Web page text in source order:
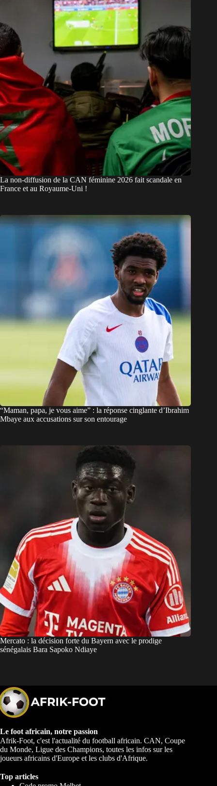
La non-diffusion de la CAN féminine 2026 fait scandale en
France et au Royaume-Uni !
“Maman, papa, je vous aime” : la réponse cinglante d’Ibrahim
Mbaye aux accusations sur son entourage
Mercato : la décision forte du Bayern avec le prodige
sénégalais Bara Sapoko Ndiaye
Le foot africain, notre passion
Afrik-Foot, c'est l'actualité du football africain. CAN, Coupe
du Monde, Ligue des Champions, toutes les infos sur les
joueurs africains d'Europe et les clubs d'Afrique.
Top articles